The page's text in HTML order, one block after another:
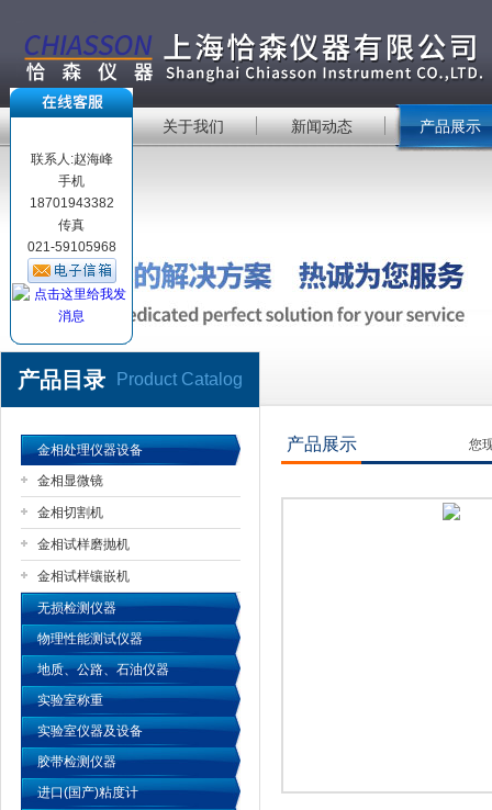
公司名称
关于我们 新闻动态 产品展示
产品目录 Product Catalog
金相处理仪器设备
金相显微镜
金相切割机
金相试样磨抛机
金相试样镶嵌机
无损检测仪器
物理性能测试仪器
地质、公路、石油仪器
实验室称重
实验室仪器及设备
胶带检测仪器
进口(国产)粘度计
产品展示 您
联系人:赵海峰
手机
18701943382
传真
021-59105968